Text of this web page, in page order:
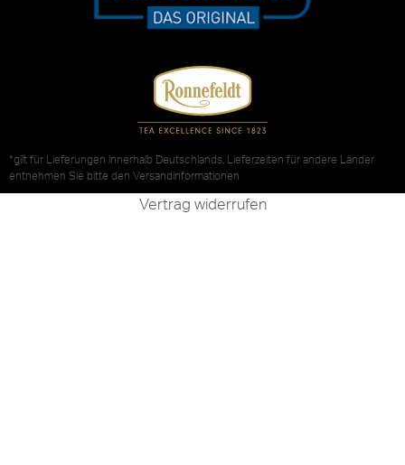
*gilt für Lieferungen innerhalb Deutschlands, Lieferzeiten für andere Länder
entnehmen Sie bitte den Versandinformationen
Vertrag widerrufen